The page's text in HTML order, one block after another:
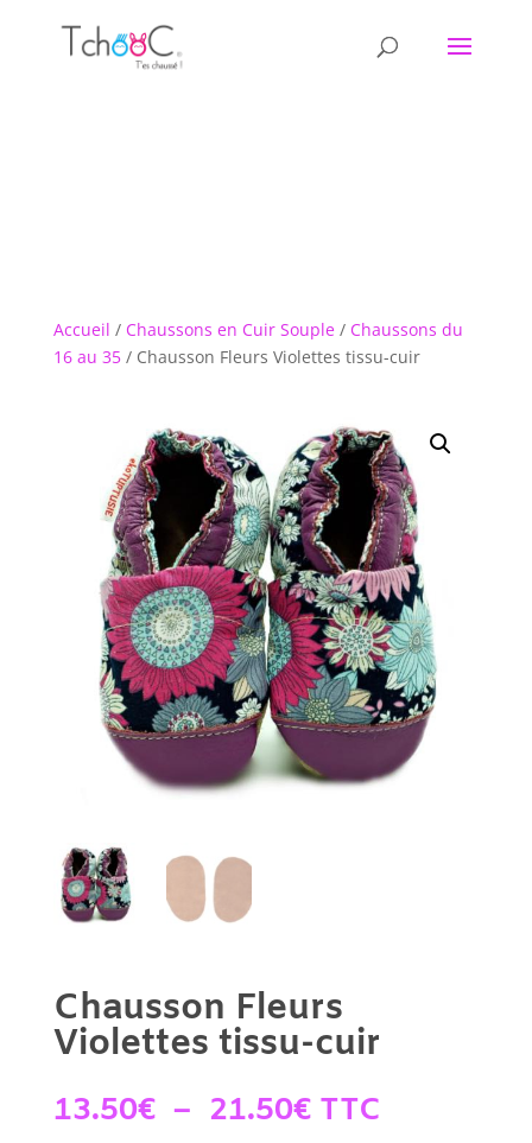
Accueil / Chaussons en Cuir Souple/ Chaussons du
16 au 35/ Chausson Fleurs Violettes tissu-cuir
Chausson Fleurs
Violettes tissu-cuir
13.50€ – 21.50€Plage
TTC